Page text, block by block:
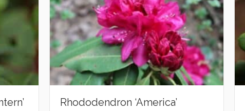
Rhododendron ‘America’